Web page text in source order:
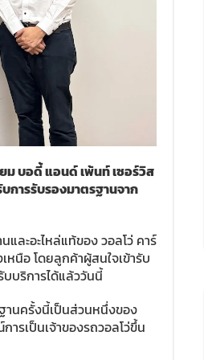
ม บอดี้ แอนด์ เพ้นท์ เซอร์วิส
การรับรองมาตรฐานจาก
ละอะไหล่แท้ของ วอลโว่ คาร์
นือ โดยลูกค้าผู้สนใจเข้ารับ
บบริการได้แล้ววันนี้
านครั้งนี้เป็นส่วนหนึ่งของ
ารเป็นเจ้าของรถวอลโว่ขึ้น